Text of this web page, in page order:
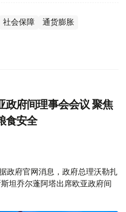
社会保障 通货膨胀
政府间理事会会议 聚焦
食安全
政府官网消息，政府总理沃勒扎
坦乔尔蓬阿塔出席欧亚政府间